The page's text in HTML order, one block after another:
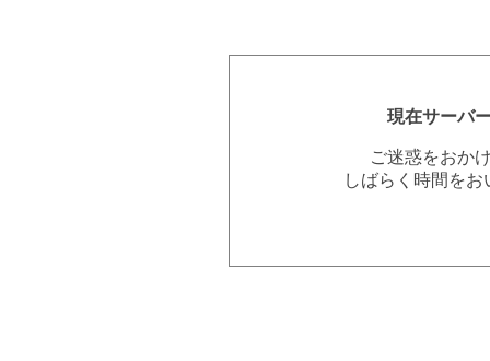
現在サーバ
ご迷惑をおか
しばらく時間を